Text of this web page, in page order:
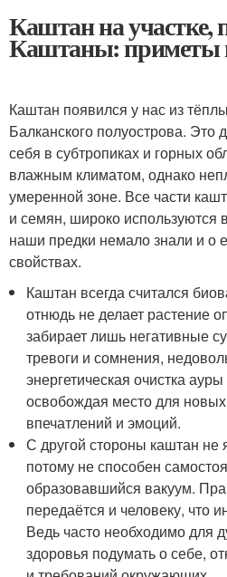
Каштан на участке,
Каштаны: приметы
Каштан появился у нас из
Балканского полуострова. Это
себя в субтропиках и горных
влажным климатом, однако
умеренной зоне. Все части
и семян, широко используются
наши предки немало знали и о
свойствах.
Каштан всегда считался
отнюдь не делает растение
забирает лишь негативные
тревоги и сомнения,
энергетическая очистка
освобождая место для
впечатлений и эмоций.
С другой стороны каштан не
потому не способен
образовавшийся вакуум.
передаётся и человеку, что
Ведь часто необходимо для
здоровья подумать о себе,